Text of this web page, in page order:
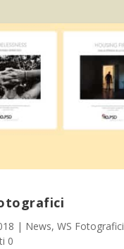
| News, WS Fotografici
0